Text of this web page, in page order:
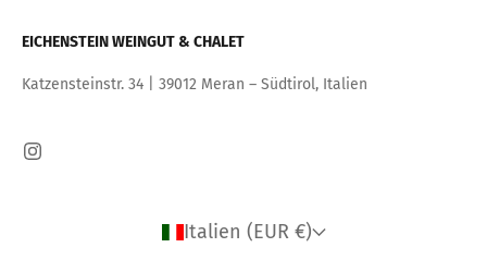
EICHENSTEIN WEINGUT & CHALET
Katzensteinstr. 34 | 39012 Meran – Südtirol, Italien
Italien (EUR €)